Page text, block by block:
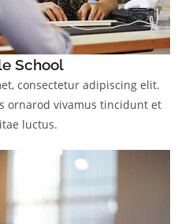
School
consectetur adipiscing elit.
ornarod vivamus tincidunt et
luctus.